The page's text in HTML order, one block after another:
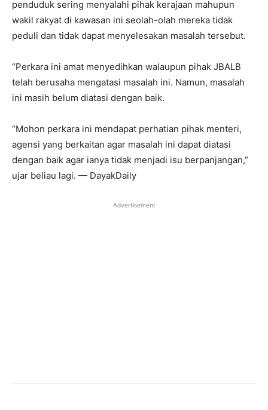
penduduk sering menyalahi pihak kerajaan mahupun
wakil rakyat di kawasan ini seolah-olah mereka tidak
peduli dan tidak dapat menyelesakan masalah tersebut.
“Perkara ini amat menyedihkan walaupun pihak JBALB
telah berusaha mengatasi masalah ini. Namun, masalah
ini masih belum diatasi dengan baik.
“Mohon perkara ini mendapat perhatian pihak menteri,
agensi yang berkaitan agar masalah ini dapat diatasi
dengan baik agar ianya tidak menjadi isu berpanjangan,”
ujar beliau lagi. — DayakDaily
Advertisement